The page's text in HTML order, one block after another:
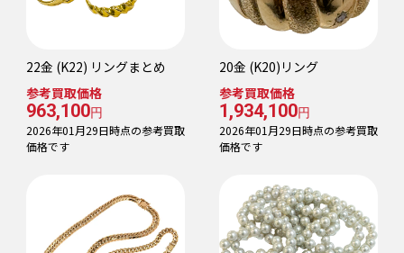
22金 (K22) リングまとめ
参考買取価格
963,100円
2026年01月29日時点の参考買取
価格です
20金 (K20)リング
参考買取価格
1,934,100円
2026年01月29日時点の参考買取
価格です